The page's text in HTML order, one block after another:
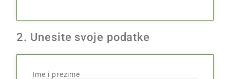
2. Unesite svoje podatke
Ime i prezime